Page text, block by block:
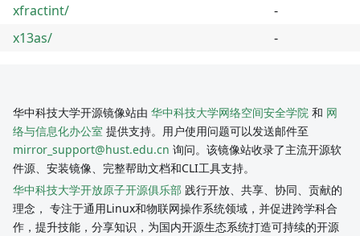
xfractint/
-
x13as/
-
华中科技大学开源镜像站由 华中科技大学网络空间安全学院 和 网
络与信息化办公室 提供支持。用户使用问题可以发送邮件至
mirror_support@hust.edu.cn 询问。该镜像站收录了主流开源软
件源、安装镜像、完整帮助文档和CLI工具支持。
华中科技大学开放原子开源俱乐部 践行开放、共享、协同、贡献的
理念， 专注于通用Linux和物联网操作系统领域，并促进跨学科合
作，提升技能，分享知识，为国内开源生态系统打造可持续的开源